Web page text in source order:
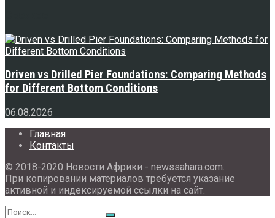
Driven vs Drilled Pier Foundations: Comparing Methods
for Different Bottom Conditions
06.08.2026
Главная
Контакты
© 2018-2020 Новости Африки - newssahara.com.
При копировании материалов требуется указание
активной и индексируемой ссылки на сайт.